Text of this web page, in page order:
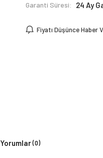
Garanti Süresi: 24 Ay
Fiyatı Düşünce Haber
Yorumlar(0)